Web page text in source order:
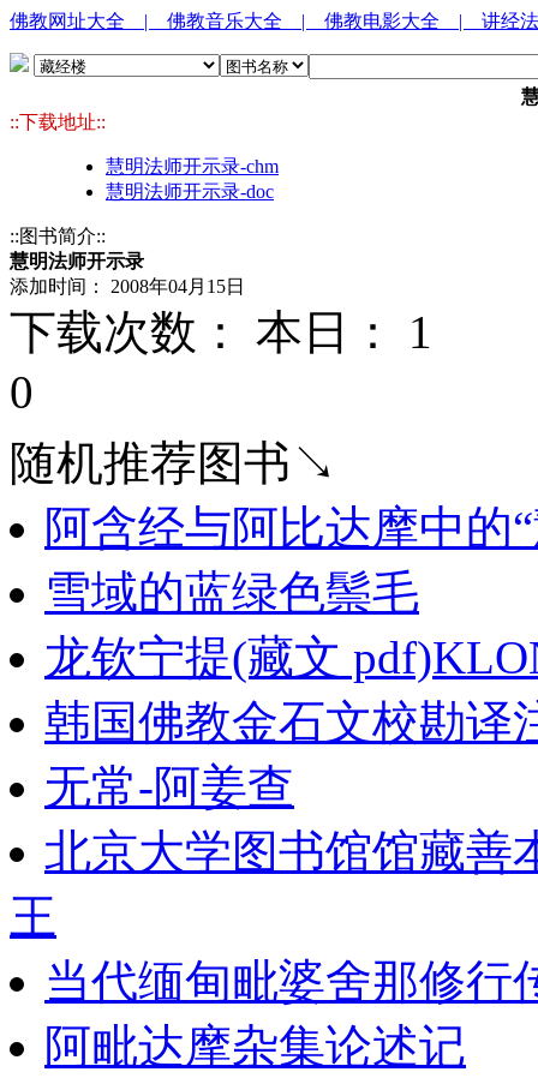
佛教网址大全 | 佛教音乐大全 | 佛教电影大全 | 讲经
::下载地址::
慧明法师开示录-chm
慧明法师开示录-doc
::图书简介::
慧明法师开示录
添加时间： 2008年04月15日
下载次数： 本日： 1
0
随机推荐图书↘
阿含经与阿比达摩中的
雪域的蓝绿色鬃毛
龙钦宁提(藏文
韩国佛教金石文校勘译
无常-阿姜查
北京大学图书馆馆藏善
王
当代缅甸毗婆舍那修行
阿毗达摩杂集论述记